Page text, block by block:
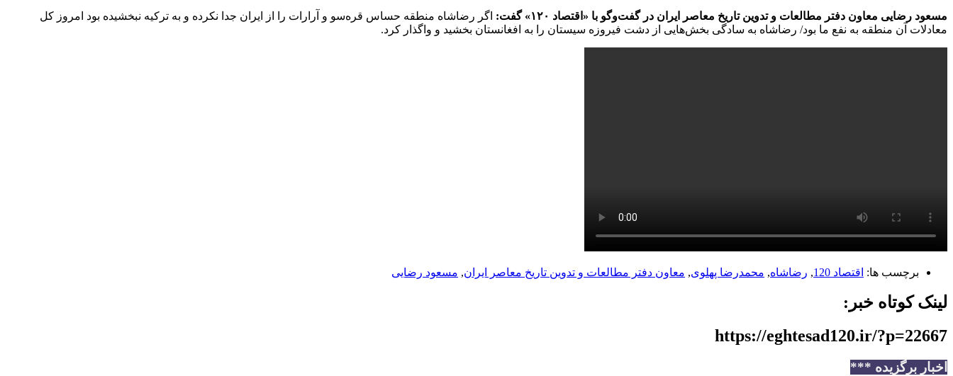
مسعود رضایی معاون دفتر مطالعات و تدوین تاریخ معاصر ایران در گفت‌وگو با «اقتصاد ۱۲۰» گفت:
اگر رضاشاه منطقه حساس قره‌سو و آرارات را از ایران جدا نکرده و به ترکیه نبخشیده بود امروز کل
معادلات آن منطقه به نفع ما بود/ رضاشاه به سادگی بخش‌هایی از دشت فیروزه سیستان را به افغانستان بخشید و واگذار کرد.
برچسب ها: اقتصاد 120 , رضاشاه, محمدرضا پهلوی, معاون دفتر مطالعات و تدوین تاریخ معاصر ایران, مسعود رضایی
لینک کوتاه خبر:
https://eghtesad120.ir/?p=22667
اخبار برگزیده ***